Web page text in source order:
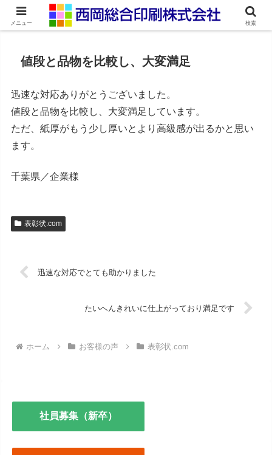
ネット印刷通販・オンデマンド印刷
値段と品物を比較し、大変満足
迅速な対応ありがとうございました。
値段と品物を比較し、大変満足しています。
ただ、紙厚がもう少し厚いとより高級感が出るかと思い
ます。
千葉県／企業様
表彰状.com
迅速な対応でとても助かりました
たいへんきれいに仕上がっており満足です
ホーム お客様の声 表彰状.com
社員募集（新卒）
メニュー 検索